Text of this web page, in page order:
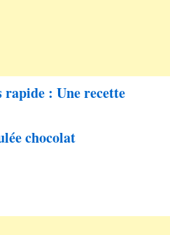
rapide : Une recette
chocolat